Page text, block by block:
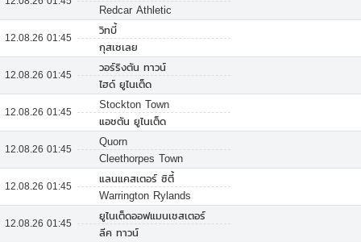
Redcar Athletic
12.08.26 01:45
วิทบี้
กุสเซเลย
12.08.26 01:45
วอร์ริงตัน ทาวน์
ไฮด์ ยูไนเต็ด
12.08.26 01:45
Stockton Town
แอชตัน ยูไนเต็ด
12.08.26 01:45
Quorn
Cleethorpes Town
12.08.26 01:45
แลนแคสเตอร์ ซิตี้
Warrington Rylands
12.08.26 01:45
ยูไนเต็ดออฟแมนเชสเตอร์
ลีค ทาวน์